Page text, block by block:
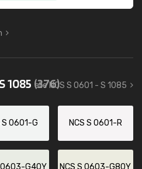
1085 (376)
alle NCS S 0601 - S 1085
S 0601-G NCS S 0601-R
0603-G40Y NCS S 0603-G80Y